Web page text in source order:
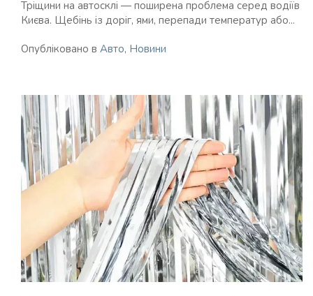
Тріщини на автосклі — поширена проблема серед водіїв
Києва. Щебінь із доріг, ями, перепади температур або...
Опубліковано в Авто, Новини